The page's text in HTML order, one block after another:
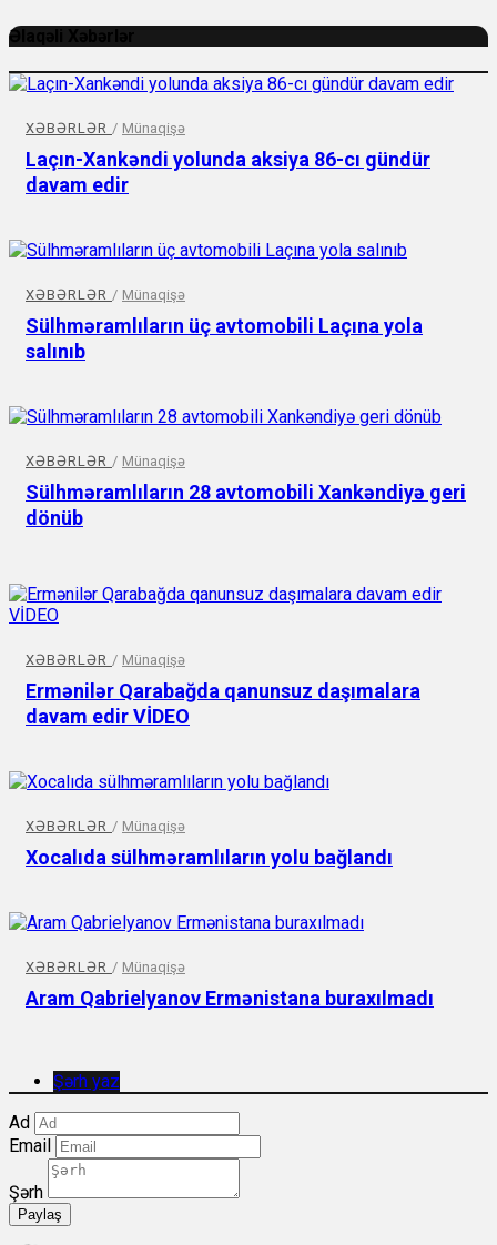
Əlaqəli Xəbərlər
XƏBƏRLƏR / Münaqişə
Laçın-Xankəndi yolunda aksiya 86-cı gündür
davam edir
XƏBƏRLƏR / Münaqişə
Sülhməramlıların üç avtomobili Laçına yola
salınıb
XƏBƏRLƏR / Münaqişə
Sülhməramlıların 28 avtomobili Xankəndiyə geri
dönüb
XƏBƏRLƏR / Münaqişə
Ermənilər Qarabağda qanunsuz daşımalara
davam edir VİDEO
XƏBƏRLƏR / Münaqişə
Xocalıda sülhməramlıların yolu bağlandı
XƏBƏRLƏR / Münaqişə
Aram Qabrielyanov Ermənistana buraxılmadı
Şərh yaz
Ad
Email
Şərh
Paylaş